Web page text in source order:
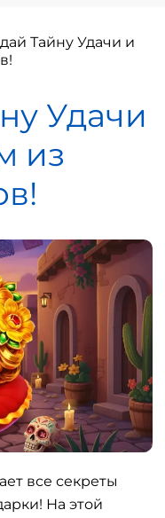
Тайну Удачи и
Удачи
из
все секреты
На этой